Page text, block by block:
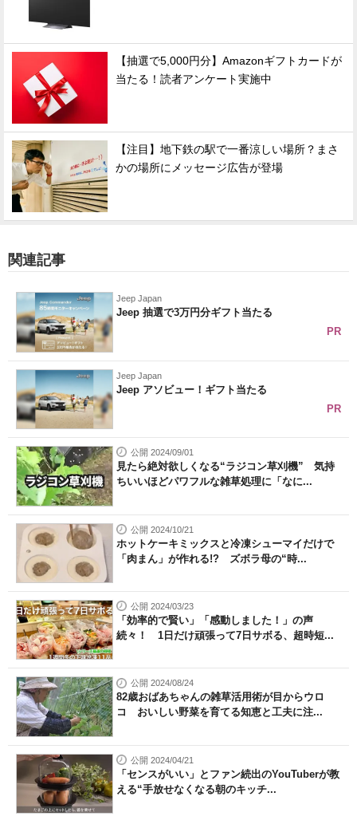
【抽選で5,000円分】Amazonギフトカードが
当たる！読者アンケート実施中
【注目】地下鉄の駅で一番涼しい場所？まさ
かの場所にメッセージ広告が登場
関連記事
Jeep Japan
Jeep 抽選で3万円分ギフト当たる
PR
Jeep Japan
Jeep アソビュー！ギフト当たる
PR
公開 2024/09/01
見たら絶対欲しくなる“ラジコン草刈機” 気持
ちいいほどパワフルな雑草処理に「なに...
公開 2024/10/21
ホットケーキミックスと冷凍シューマイだけで
「肉まん」が作れる!? ズボラ母の“時...
公開 2024/03/23
「効率的で賢い」「感動しました！」の声
続々！ 1日だけ頑張って7日サボる、超時短...
公開 2024/08/24
82歳おばあちゃんの雑草活用術が目からウロ
コ おいしい野菜を育てる知恵と工夫に注...
公開 2024/04/21
「センスがいい」とファン続出のYouTuberが教
える“手放せなくなる朝のキッチ...